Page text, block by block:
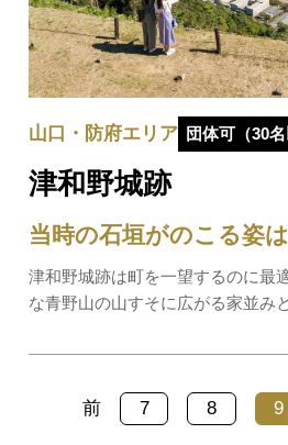
津和野城跡
当時の石垣がのこる姿
津和野城跡は町を一望するのに最
な青野山の山すそに広がる家並み
町を包み込む朝霧が城下町をすっ
山口・防府エリア 団体可（30名
前 7 8 9